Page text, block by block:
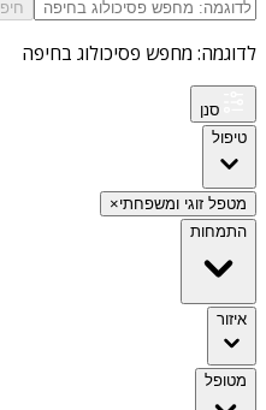
לדוגמה: מחפש פסיכולוג בחיפה
סנן
טיפול
מטפל זוגי ומשפחתי×
התמחות
איזור
מטופל